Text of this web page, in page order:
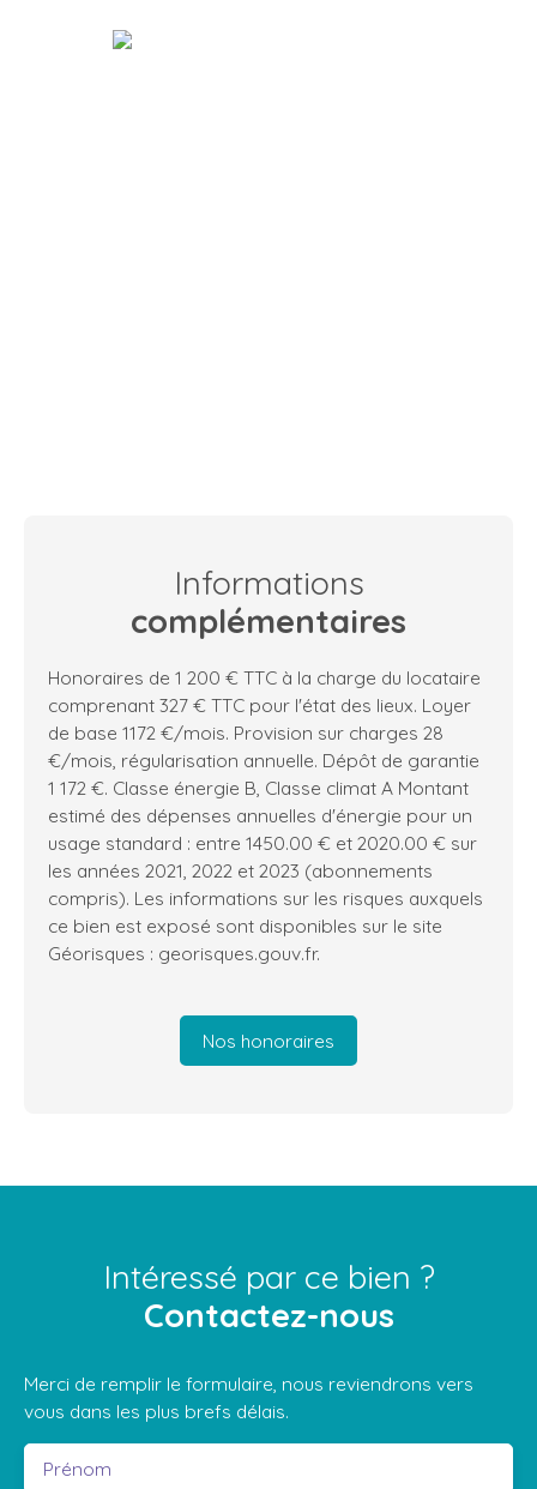
Informations
complémentaires
Honoraires de 1 200 € TTC à la charge du locataire
comprenant 327 € TTC pour l'état des lieux. Loyer
de base 1172 €/mois. Provision sur charges 28
€/mois, régularisation annuelle. Dépôt de garantie
1 172 €. Classe énergie B, Classe climat A Montant
estimé des dépenses annuelles d'énergie pour un
usage standard : entre 1450.00 € et 2020.00 € sur
les années 2021, 2022 et 2023 (abonnements
compris). Les informations sur les risques auxquels
ce bien est exposé sont disponibles sur le site
Géorisques : georisques.gouv.fr.
Nos honoraires
Intéressé par ce bien ?
Contactez-nous
Merci de remplir le formulaire, nous reviendrons vers
vous dans les plus brefs délais.
Prénom